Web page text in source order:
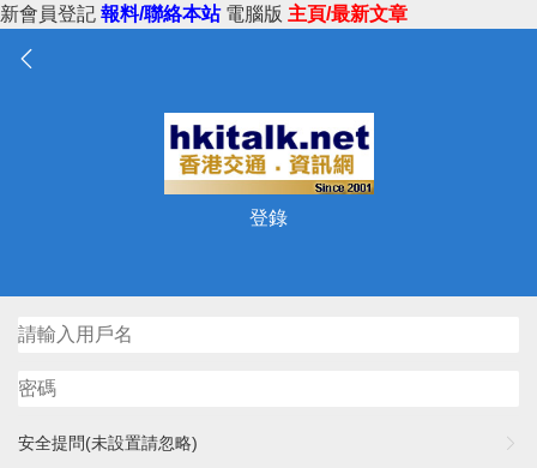
新會員登記 報料/聯絡本站 電腦版 主頁/最新文章
登錄
安全提問(未設置請忽略)